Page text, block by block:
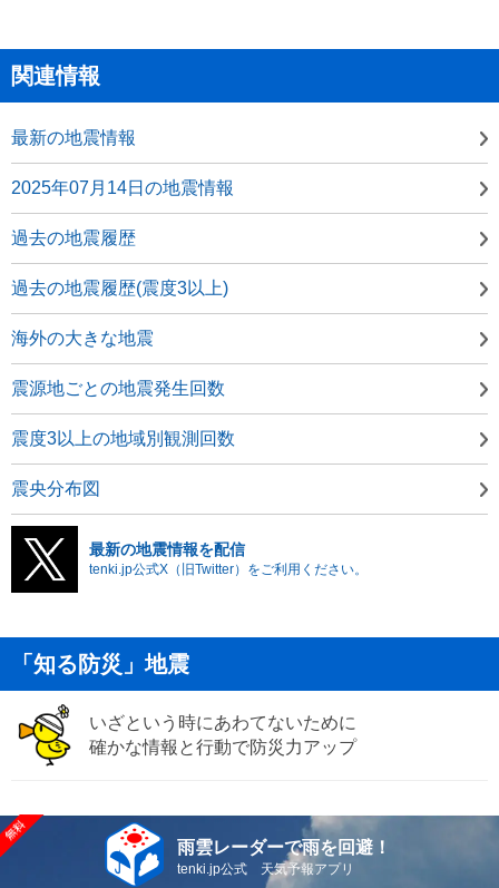
関連情報
最新の地震情報
2025年07月14日の地震情報
過去の地震履歴
過去の地震履歴(震度3以上)
海外の大きな地震
震源地ごとの地震発生回数
震度3以上の地域別観測回数
震央分布図
最新の地震情報を配信
tenki.jp公式X（旧Twitter）をご利用ください。
「知る防災」地震
いざという時にあわてないために
確かな情報と行動で防災力アップ
雨雲レーダーで雨を回避！
tenki.jp公式 天気予報アプリ